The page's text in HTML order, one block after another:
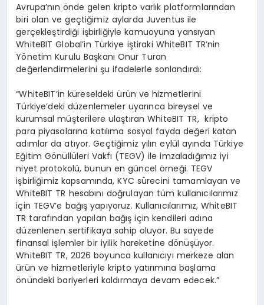
Avrupa’nın önde gelen kripto varlık platformlarından
biri olan ve geçtiğimiz aylarda Juventus ile
gerçekleştirdiği işbirliğiyle kamuoyuna yansıyan
WhiteBIT Global’in Türkiye iştiraki WhiteBIT TR’nin
Yönetim Kurulu Başkanı Onur Turan
değerlendirmelerini şu ifadelerle sonlandırdı:
“WhiteBIT’in küreseldeki ürün ve hizmetlerini
Türkiye’deki düzenlemeler uyarınca bireysel ve
kurumsal müşterilere ulaştıran WhiteBIT TR, kripto
para piyasalarına katılıma sosyal fayda değeri katan
adımlar da atıyor. Geçtiğimiz yılın eylül ayında Türkiye
Eğitim Gönüllüleri Vakfı (TEGV) ile imzaladığımız iyi
niyet protokolü, bunun en güncel örneği. TEGV
işbirliğimiz kapsamında, KYC sürecini tamamlayan ve
WhiteBIT TR hesabını doğrulayan tüm kullanıcılarımız
için TEGV’e bağış yapıyoruz. Kullanıcılarımız, WhiteBIT
TR tarafından yapılan bağış için kendileri adına
düzenlenen sertifikaya sahip oluyor. Bu sayede
finansal işlemler bir iyilik hareketine dönüşüyor.
WhiteBIT TR, 2026 boyunca kullanıcıyı merkeze alan
ürün ve hizmetleriyle kripto yatırımına başlama
önündeki bariyerleri kaldırmaya devam edecek.”